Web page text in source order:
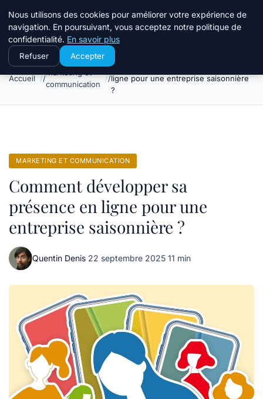
Travail Saisonnier
Accueil
communication
Comment développer sa présence en
ligne pour une entreprise saisonnière
?
MARKETING ET COMMUNICATION
Comment développer sa
présence en ligne pour une
entreprise saisonnière ?
Quentin Denis·22 septembre 2025·11 min
Nous utilisons des cookies pour améliorer votre expérience de
navigation. En poursuivant, vous acceptez notre politique de
confidentialité. En savoir plus
Refuser Accepter